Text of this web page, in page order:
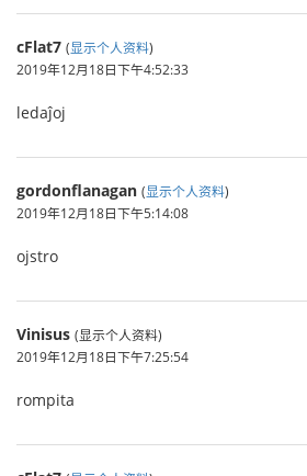
cFlat7 (显示个人资料)
2019年12月18日下午4:52:33
ledaĵoj
gordonflanagan (显示个人资料)
2019年12月18日下午5:14:08
ojstro
Vinisus (显示个人资料)
2019年12月18日下午7:25:54
rompita